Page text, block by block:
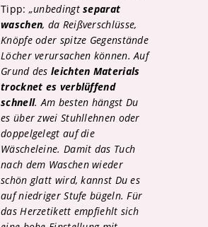
Tipp: „unbedingtseparat
waschen, da Reißverschlüsse,
Knöpfe oder spitze Gegenstände
Löcher verursachen können. Auf
Grund des leichten Materials
trocknet es verblüffend
schnell. Am besten hängst Du
es über zwei Stuhllehnen oder
doppelgelegt auf die
Wäscheleine. Damit das Tuch
nach dem Waschen wieder
schön glatt wird, kannst Du es
auf niedriger Stufe bügeln. Für
das Herzetikett empfiehlt sich